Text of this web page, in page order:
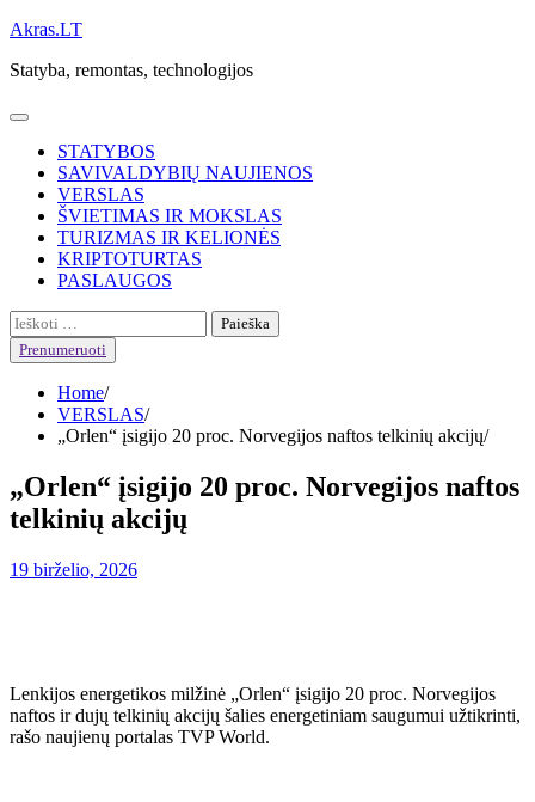
Skip
content
Akras.LT
Statyba, remontas, technologijos
STATYBOS
SAVIVALDYBIŲ NAUJIENOS
VERSLAS
ŠVIETIMAS IR MOKSLAS
TURIZMAS IR KELIONĖS
KRIPTOTURTAS
PASLAUGOS
Ieškoti:
Prenumeruoti
Home
VERSLAS
„Orlen“ įsigijo 20 proc. Norvegijos naftos telkinių akcijų
„Orlen“ įsigijo 20 proc. Norvegijos naftos
telkinių akcijų
19 birželio, 2026
Lenkijos energetikos milžinė „Orlen“ įsigijo 20 proc. Norvegijos
naftos ir dujų telkinių akcijų šalies energetiniam saugumui užtikrinti,
rašo naujienų portalas TVP World.